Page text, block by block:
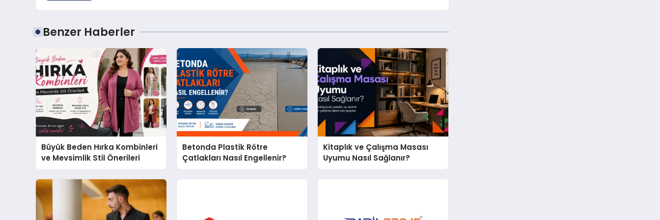
Benzer Haberler
Büyük Beden Hırka Kombinleri
ve Mevsimlik Stil Önerileri
Betonda Plastik Rötre
Çatlakları Nasıl Engellenir?
Kitaplık ve Çalışma Masası
Uyumu Nasıl Sağlanır?